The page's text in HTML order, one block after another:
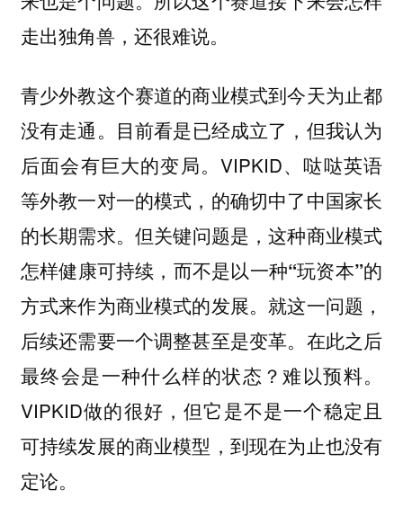
走出独角兽，还很难说。
青少外教这个赛道的商业模式到今天为止都
没有走通。 目前看是已经成立了，但我认为
后面会有巨大的变局。VIPKID、哒哒英语
等外教一对一的模式，的确切中了中国家长
的长期需求。 但关键问题是，这种商业模式
怎样健康可持续，而不是以一种“玩资本”的
方式来作为商业模式的发展。就这一问题，
后续还需要一个调整甚至是变革。在此之后
最终会是一种什么样的状态？难以预料。
VIPKID做的很好，但它是不是一个稳定且
可持续发展的商业模型，到现在为止也没有
定论。